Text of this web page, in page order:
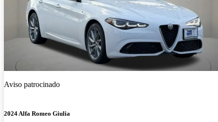
Aviso patrocinado
2024 Alfa Romeo Giulia